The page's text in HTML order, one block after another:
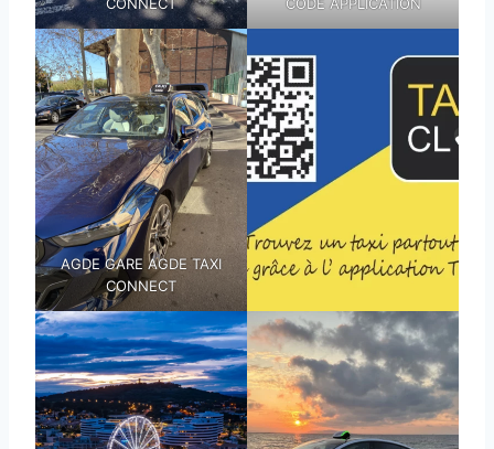
AGDE GARE AGDE TAXI
CONNECT